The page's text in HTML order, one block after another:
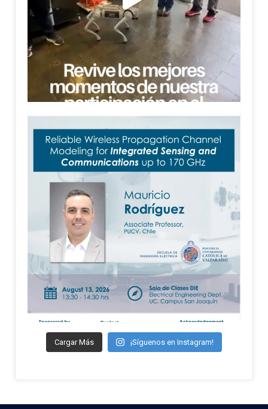
Cargar Más ¡Síguenos en Instagram!